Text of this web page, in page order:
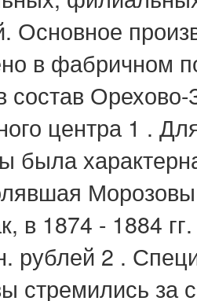
Основное
в фабричном
Орехово-
центра 1 .
была
в 1874 - 1884
рублей 2 .
стремились за